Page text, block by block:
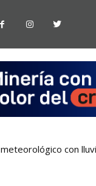
con
en las